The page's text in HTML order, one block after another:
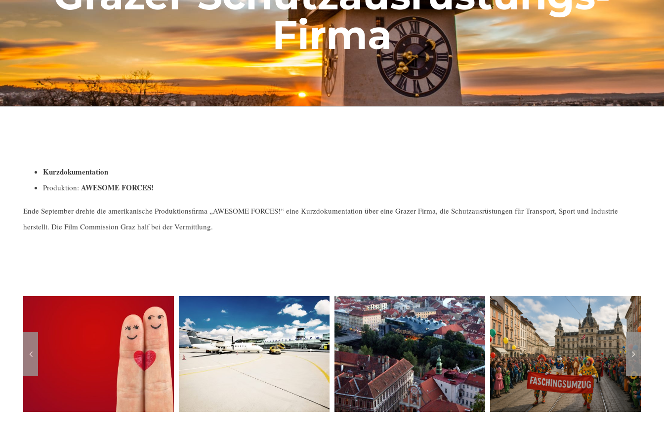
Firma
Kurzdokumentation
Produktion: AWESOME FORCES!
Ende September drehte die amerikanische Produktionsfirma „AWESOME FORCES!“ eine Kurzdokumentation über eine Grazer Firma, die Schutzausrüstungen für Transport, Sport und Industrie
herstellt. Die Film Commission Graz half bei der Vermittlung.
„Die Auswanderer“
von Graz
Das ZDF-
Frühstücksfernsehen
war in Graz
unterwegs
„Diese
Ochsenknechts“
waren am Grazer
Faschingsumzug
unterwegs
Netflix-Doku in Graz
gedreht